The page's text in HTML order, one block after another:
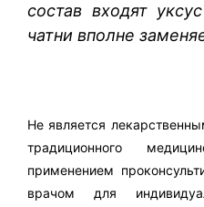
состав входят
чатни вполне
Не является
традиционного
применением
врачом для